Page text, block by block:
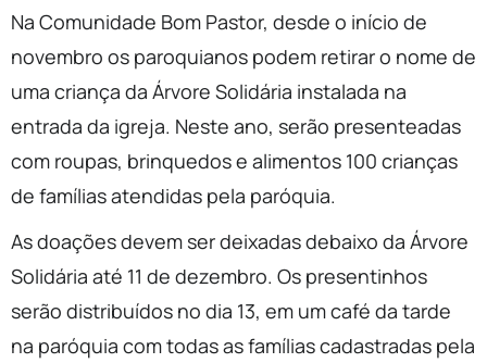
Na Comunidade Bom Pastor, desde o início de
novembro os paroquianos podem retirar o nome de
uma criança da Árvore Solidária instalada na
entrada da igreja. Neste ano, serão presenteadas
com roupas, brinquedos e alimentos 100 crianças
de famílias atendidas pela paróquia.
As doações devem ser deixadas debaixo da Árvore
Solidária até 11 de dezembro. Os presentinhos
serão distribuídos no dia 13, em um café da tarde
na paróquia com todas as famílias cadastradas pela